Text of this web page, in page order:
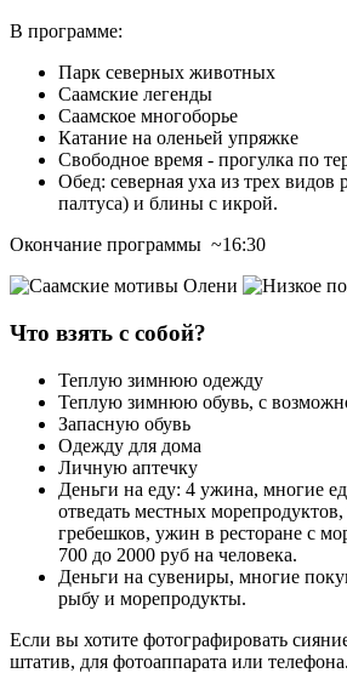
В программе:
Парк северных животных
Саамские легенды
Саамское многоборье
Катание на оленьей упряжке
Свободное время - прогулка по
Обед: северная уха из трех видов
палтуса) и блины с икрой.
Окончание программы ~16:30
Что взять с собой?
Теплую зимнюю одежду
Теплую зимнюю обувь, с
Запасную обувь
Одежду для дома
Личную аптечку
Деньги на еду: 4 ужина, многие
отведать местных
гребешков, ужин в ресторане с
700 до 2000 руб на человека.
Деньги на сувениры, многие
рыбу и морепродукты.
Если вы хотите фотографировать
штатив, для фотоаппарата или телефона.